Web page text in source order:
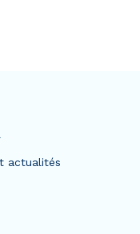
actualités